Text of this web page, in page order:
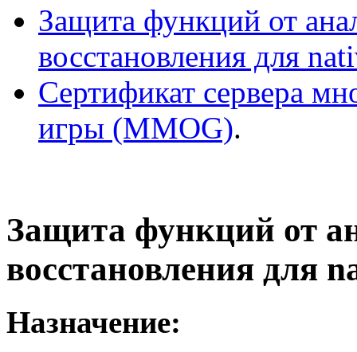
Защита функций от
восстановления для
Сертификат сервера
игры (MMOG).
Защита функций от
восстановления для
Назначение: